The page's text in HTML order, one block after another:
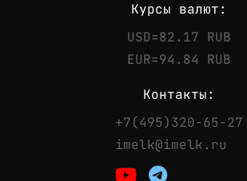
Контакты
Курсы валют:
USD=82.17 RUB
EUR=94.84 RUB
Контакты:
+7(495)320-65-27
imelk@imelk.ru